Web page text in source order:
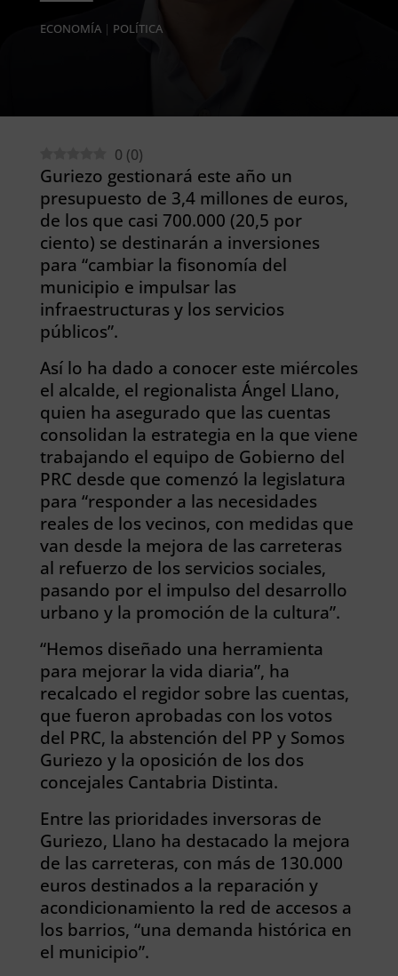
ECONOMÍA| POLÍTICA
0 (0)
Guriezo gestionará este año un
presupuesto de 3,4 millones de euros,
de los que casi 700.000 (20,5 por
ciento) se destinarán a inversiones
para “cambiar la fisonomía del
municipio e impulsar las
infraestructuras y los servicios
públicos”.
Así lo ha dado a conocer este miércoles
el alcalde, el regionalista Ángel Llano,
quien ha asegurado que las cuentas
consolidan la estrategia en la que viene
trabajando el equipo de Gobierno del
PRC desde que comenzó la legislatura
para “responder a las necesidades
reales de los vecinos, con medidas que
van desde la mejora de las carreteras
al refuerzo de los servicios sociales,
pasando por el impulso del desarrollo
urbano y la promoción de la cultura”.
“Hemos diseñado una herramienta
para mejorar la vida diaria”, ha
recalcado el regidor sobre las cuentas,
que fueron aprobadas con los votos
del PRC, la abstención del PP y Somos
Guriezo y la oposición de los dos
concejales Cantabria Distinta.
Entre las prioridades inversoras de
Guriezo, Llano ha destacado la mejora
de las carreteras, con más de 130.000
euros destinados a la reparación y
acondicionamiento la red de accesos a
los barrios, “una demanda histórica en
el municipio”.